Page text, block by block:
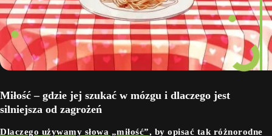
Miłość – gdzie jej szukać w mózgu i dlaczego jest
silniejsza od zagrożeń
Dlaczego używamy słowa „miłość”, by opisać tak różnorodne